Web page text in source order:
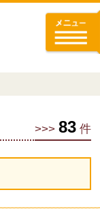
>>> 83 件